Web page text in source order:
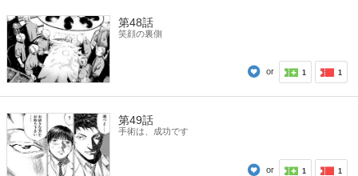
第48話
笑顔の裏側
or 1 1
第49話
手術は、成功です
or 1 1